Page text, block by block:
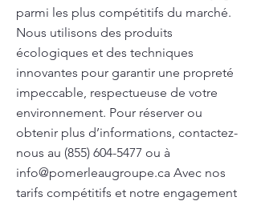
parmi les plus compétitifs du marché.
Nous utilisons des produits
écologiques et des techniques
innovantes pour garantir une propreté
impeccable, respectueuse de votre
environnement. Pour réserver ou
obtenir plus d’informations, contactez-
nous au (855) 604-5477 ou à
info@pomerleaugroupe.ca Avec nos
tarifs compétitifs et notre engagement